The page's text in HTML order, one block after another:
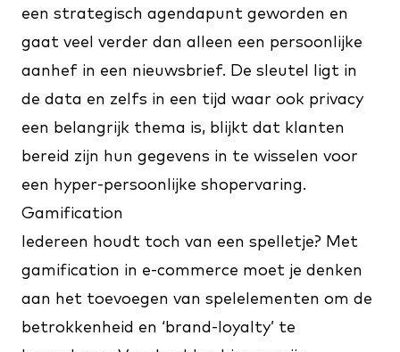
een strategisch agendapunt geworden en
gaat veel verder dan alleen een persoonlijke
aanhef in een nieuwsbrief. De sleutel ligt in
de data en zelfs in een tijd waar ook privacy
een belangrijk thema is, blijkt dat klanten
bereid zijn hun gegevens in te wisselen voor
een hyper-persoonlijke shopervaring.
Gamification
Iedereen houdt toch van een spelletje? Met
gamification in e-commerce moet je denken
aan het toevoegen van spelelementen om de
betrokkenheid en ‘brand-loyalty’ te